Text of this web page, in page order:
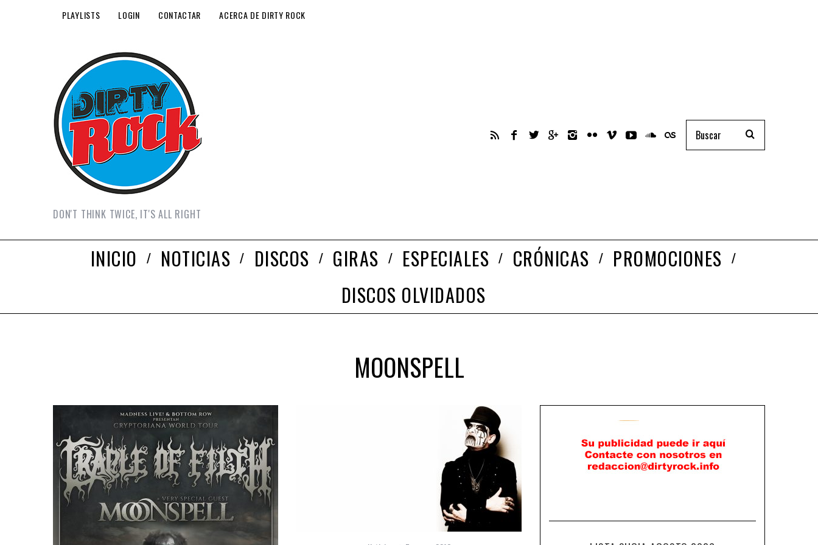
PLAYLISTS LOGIN CONTACTAR ACERCA DE DIRTY ROCK
DON'T THINK TWICE, IT'S ALL RIGHT
INICIO NOTICIAS DISCOS GIRAS ESPECIALES CRÓNICAS
PROMOCIONES
DISCOS OLVIDADOS
MOONSPELL